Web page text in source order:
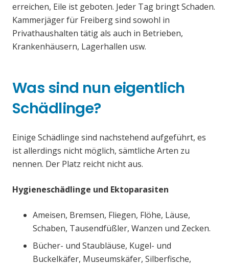
erreichen, Eile ist geboten. Jeder Tag bringt Schaden.
Kammerjäger für Freiberg sind sowohl in
Privathaushalten tätig als auch in Betrieben,
Krankenhäusern, Lagerhallen usw.
Was sind nun eigentlich
Schädlinge?
Einige Schädlinge sind nachstehend aufgeführt, es
ist allerdings nicht möglich, sämtliche Arten zu
nennen. Der Platz reicht nicht aus.
Hygieneschädlinge und Ektoparasiten
Ameisen, Bremsen, Fliegen, Flöhe, Läuse,
Schaben, Tausendfüßler, Wanzen und Zecken.
Bücher- und Staubläuse, Kugel- und
Buckelkäfer, Museumskäfer, Silberfische,